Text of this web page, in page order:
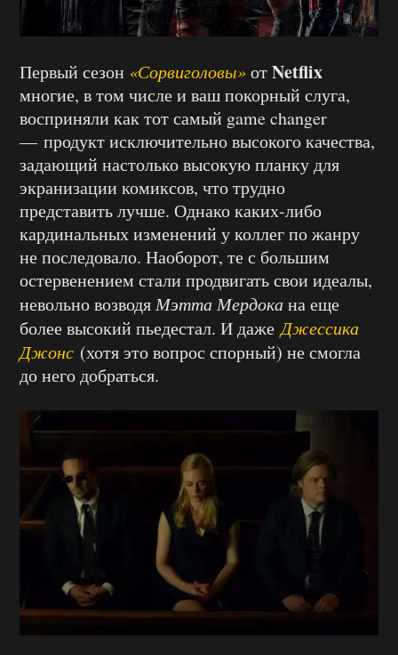
Первый сезон «Сорвиголовы»отNetflix
многие, в том числе и ваш покорный слуга,
восприняли как тот самый game changer
— продукт исключительно высокого качества,
задающий настолько высокую планку для
экранизации комиксов, что трудно
представить лучше. Однако каких-либо
кардинальных изменений у коллег по жанру
не последовало. Наоборот, те с большим
остервенением стали продвигать свои идеалы,
невольно возводяМэтта Мердокана еще
более высокий пьедестал. И дажеДжессика
Джонс (хотя это вопрос спорный) не смогла
до него добраться.